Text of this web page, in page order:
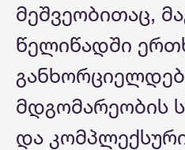
მეშვეობითაც,
წელიწადში
მდგომარეობის
და